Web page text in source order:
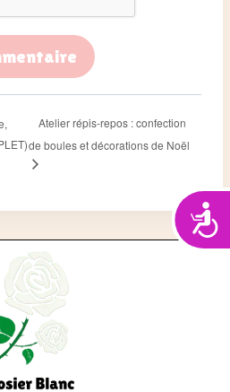
Atelier répis-repos : confection
de boules et décorations de Noël